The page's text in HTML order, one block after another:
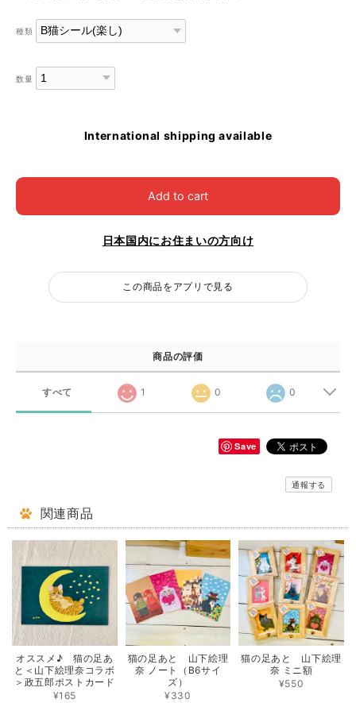
種類
数量
International shipping available
Add to cart
日本国内にお住まいの方向け
この商品をアプリで見る
商品の評価
すべて 1 0 0
Save
通報する
関連商品
オススメ♪ 猫の足あ
と＜山下絵理奈コラボ
＞政五郎ポストカード
¥165
猫の足あと 山下絵理
奈 ノート（B6サイ
ズ）
¥330
猫の足あと 山下絵理
奈 ミニ額
¥550